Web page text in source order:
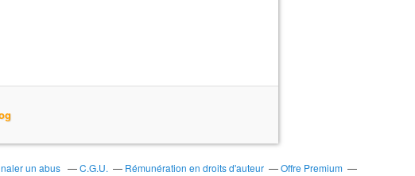
un abus C.G.U. Rémunération en droits d'auteur
Offre Premium